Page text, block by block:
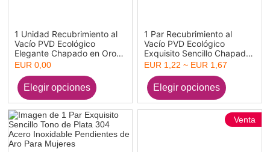
1 Unidad Recubrimiento al
Vacío PVD Ecológico
Elegante Chapado en Oro
de 18K 304 Acero
Inoxidable Pendientes de
Poste de Oreja Para
Mujeres Día de San Valentín
EUR 0,00
1 Par Recubrimiento al
Vacío PVD Ecológico
Exquisito Sencillo Chapado
en Oro de 18K 304 Acero
Inoxidable Pendientes de
Aro Para Mujeres
EUR 1,22 ~ EUR 1,67
Venta